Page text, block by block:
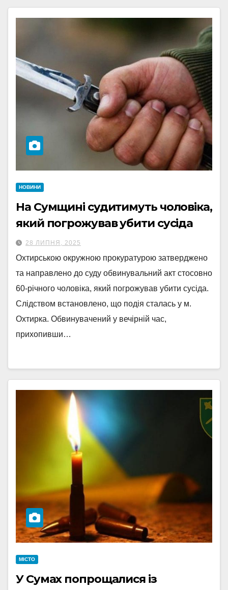
НОВИНИ
На Сумщині судитимуть чоловіка,
який погрожував убити сусіда
28 ЛИПНЯ, 2025
Охтирською окружною прокуратурою затверджено
та направлено до суду обвинувальний акт стосовно
60-річного чоловіка, який погрожував убити сусіда.
Слідством встановлено, що подія сталась у м.
Охтирка. Обвинувачений у вечірній час,
прихопивши…
МІСТО
У Сумах попрощалися із